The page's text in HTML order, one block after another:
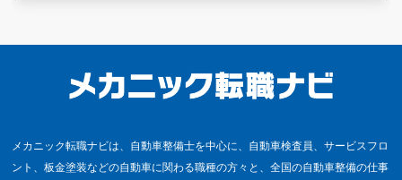
メカニック転職ナビは、自動車整備士を中心に、自動車検査員、サービスフロ
ント、板金塗装などの自動車に関わる職種の方々と、全国の自動車整備の仕事